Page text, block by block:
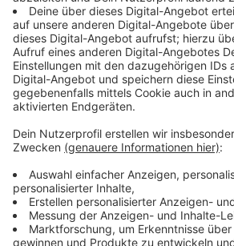
die Organisation viel aufwendiger ist
erhalten die Schützen Fördergelder
sagt Johannes Winz, der Präsident
Schausteller werden in Neuwerk
da sonst der komplette Kirmesplatz
werden müsste.
Das Kirmes-Programm auf der
Barbara Bruderschaft findet ihr
Anzeige